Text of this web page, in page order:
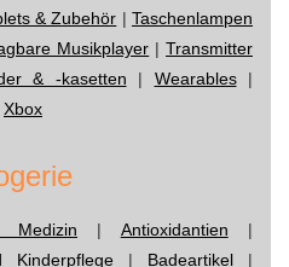
& Zubehör | Taschenlampen
Musikplayer | Transmitter
& -kasetten | Wearables|
Xbox
Medizin | Antioxidantien |
Kinderpflege | Badeartikel |